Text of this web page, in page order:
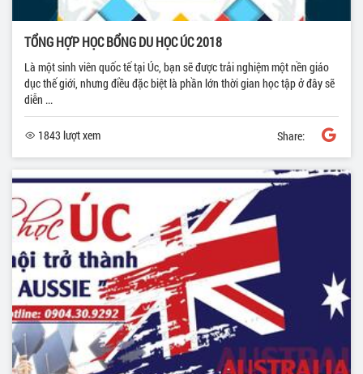
TỔNG HỢP HỌC BỔNG DU HỌC ÚC 2018
Là một sinh viên quốc tế tại Úc, bạn sẽ được trải nghiệm một nền giáo
dục thế giới, nhưng điều đặc biệt là phần lớn thời gian học tập ở đây sẽ
diễn ...
1843 lượt xem Share: